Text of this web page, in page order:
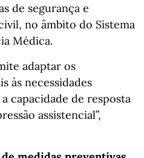
de segurança e
no âmbito do Sistema
Médica.
adaptar os
às necessidades
capacidade de resposta
assistencial”,